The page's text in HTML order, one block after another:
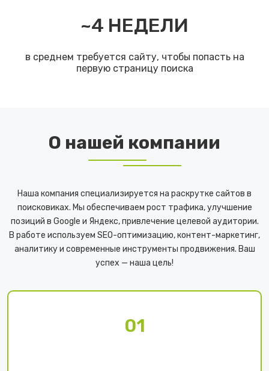
~4 НЕДЕЛИ
в среднем требуется сайту, чтобы попасть на
первую страницу поиска
О нашей компании
Наша компания специализируется на раскрутке сайтов в
поисковиках. Мы обеспечиваем рост трафика, улучшение
позиций в Google и Яндекс, привлечение целевой аудитории.
В работе используем SEO-оптимизацию, контент-маркетинг,
аналитику и современные инструменты продвижения. Ваш
успех — наша цель!
01